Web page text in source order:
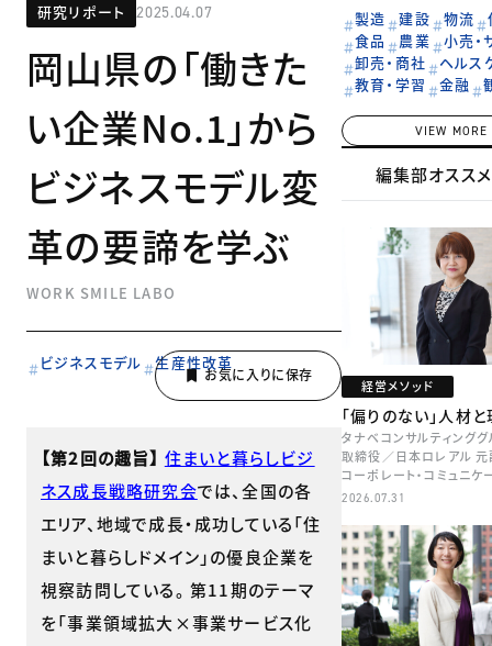
研究リポート 2025.04.07
岡山県の「働きた
い企業No.1」から
ビジネスモデル変
革の要諦を学ぶ
WORK SMILE LABO
ビジネスモデル 生産性改革
【第2回の趣旨】 住まいと暮らしビジ
ネス成長戦略研究会では、全国の各
エリア、地域で成長・成功している「住
まいと暮らしドメイン」の優良企業を
視察訪問している。 第11期のテーマ
を「事業領域拡大×事業サービス化
製造 建設 物流
食品
農業
小売・
卸売・商社
ヘルス
教育・学習
金融
VIEW MORE
編集部オスス
経営メソッド
「偏りのない」人材
タナベコンサルティング
取締役／日本ロレアル
コーポレート・コミュニケ
本部長／キャリアコンサ
2026.07.31